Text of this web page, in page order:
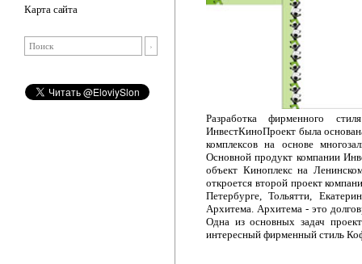
Карта сайта
Разработка фирменного
ИнвестКиноПроект была
комплексов на основе
Основной продукт компании
объект Киноплекс на
откроется второй проект
Петербурге, Тольятти,
Архитема. Архитема - это
Одна из основных задач
интересный фирменный стиль